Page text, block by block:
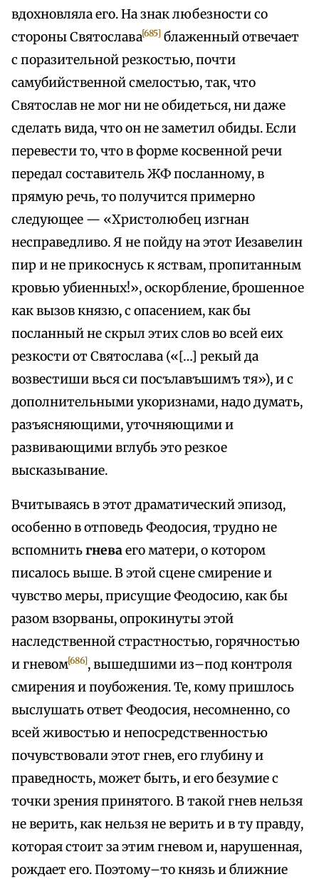
вдохновляла его. На знак любезности со
стороны Святослава[685] блаженный отвечает
с поразительной резкостью, почти
самубийственной смелостью, так, что
Святослав не мог ни не обидеться, ни даже
сделать вида, что он не заметил обиды. Если
перевести то, что в форме косвенной речи
передал составитель ЖФ посланному, в
прямую речь, то получится примерно
следующее — «Христолюбец изгнан
несправедливо. Я не пойду на этот Иезавелин
пир и не прикоснусь к яствам, пропитанным
кровью убиенных!», оскорбление, брошенное
как вызов князю, с опасением, как бы
посланный не скрыл этих слов во всeй eих
резкости от Святослава («[…] рекый да
возвестиши вься си посълавъшимъ тя»), и с
дополнительными укоризнами, надо думать,
разъясняющими, уточняющими и
развивающими вглубь это резкое
высказывание.
Вчитываясь в этот драматический эпизод,
особенно в отповедь Феодосия, трудно не
вспомнитьгневаего матери, о котором
писалось выше. В этой сцене смирение и
чувство меры, присущие Феодосию, как бы
разом взорваны, опрокинуты этой
наследственной страстностью, горячностью
и гневом[686], вышедшими из–под контроля
смирения и поубожения. Те, кому пришлось
выслушать ответ Феодосия, несомненно, со
всей живостью и непосредственностью
почувствовали этот гнев, его глубину и
праведность, может быть, и его безумие с
точки зрения принятого. В такой гнев нельзя
не верить, как нельзя не верить и в ту правду,
которая стоит за этим гневом и, нарушенная,
рождает его. Поэтому–то князь и ближние